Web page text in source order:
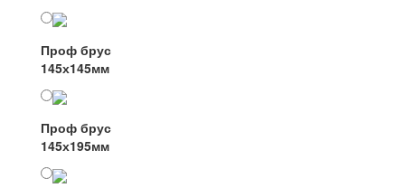
Проф брус
145х145мм
Проф брус
145х195мм